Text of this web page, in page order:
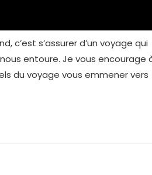
c’est s’assurer d’un voyage qui
entoure. Je vous encourage
du voyage vous emmener vers